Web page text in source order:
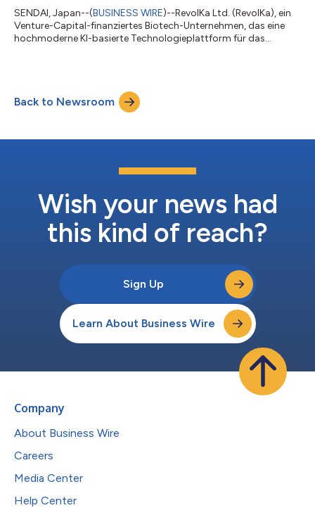
SENDAI, Japan--(BUSINESS WIRE)--RevolKa Ltd. (RevolKa), ein
Venture-Capital-finanziertes Biotech-Unternehmen, das eine
hochmoderne KI-basierte Technologieplattform für das
Online-Service zur Optimierung von Antikörpersequenzen, der
Herausforderungen im Bereich der physikalisch-chemischen
Eigenschaften angeht – insbesond...
Back to Newsroom
Wish your news had
this kind of reach?
Sign Up
Learn About Business Wire
Company
About Business Wire
Careers
Media Center
Help Center